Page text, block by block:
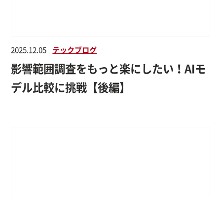
2025.12.05 テックブログ
影響範囲調査をもっと楽にしたい！AIモ
デル比較に挑戦【後編】